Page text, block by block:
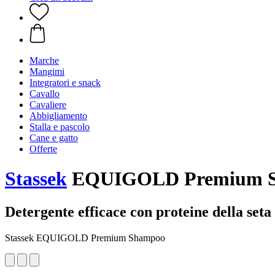
Marche
Mangimi
Integratori e snack
Cavallo
Cavaliere
Abbigliamento
Stalla e pascolo
Cane e gatto
Offerte
Stassek EQUIGOLD Premium
Detergente efficace con proteine ​​della seta
Stassek EQUIGOLD Premium Shampoo